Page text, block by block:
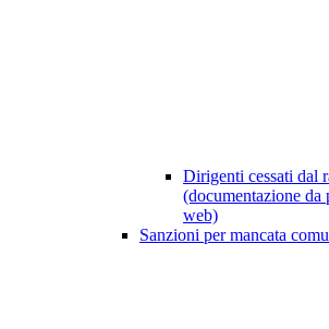
Dirigenti cessati dal
(documentazione da
web)
Sanzioni per mancata